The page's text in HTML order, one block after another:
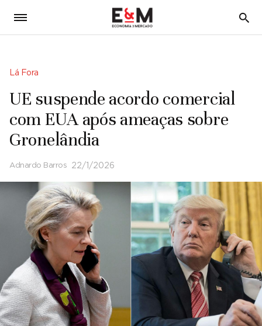
5
Lá Fora
UE suspende acordo comercial
com EUA após ameaças sobre
Gronelândia
Adnardo Barros 22/1/2026